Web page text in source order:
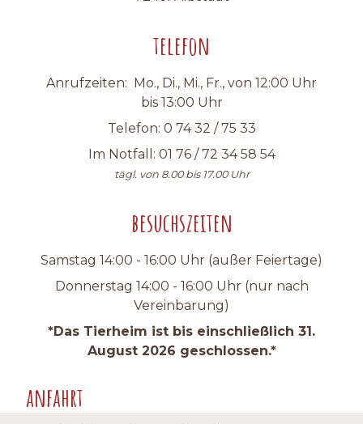
telefon
Anrufzeiten: Mo., Di., Mi., Fr., von 12:00 Uhr
bis 13:00 Uhr
Telefon: 0 74 32 / 75 33
Im Notfall: 01 76 / 72 34 58 54
tägl. von 8.00 bis 17.00 Uhr
besuchszeiten
Samstag 14:00 - 16:00 Uhr (außer Feiertage)
Donnerstag 14:00 - 16:00 Uhr (nur nach
Vereinbarung)
*Das Tierheim ist bis einschließlich 31.
August 2026 geschlossen.*
anfahrt